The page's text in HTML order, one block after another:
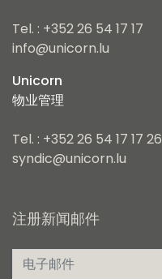
Tel. : +352 26 54 17 17
info@unicorn.lu
Unicorn
物业管理
Tel. : +352 26 54 17 17 26
syndic@unicorn.lu
注册新闻邮件